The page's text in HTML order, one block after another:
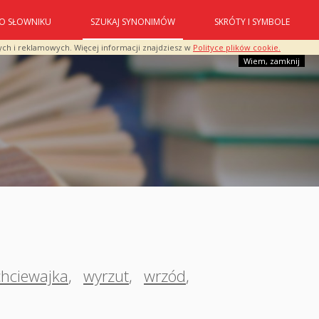
i reklamowych. Więcej informacji znajdziesz w Polityce plików cookie.
Wiem, zamknij
O SŁOWNIKU SZUKAJ SYNONIMÓW SKRÓTY I SYMBOLE
, wyrzut, wrzód,